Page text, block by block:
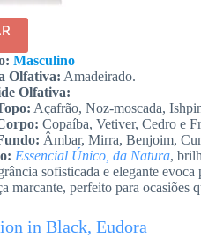
Masculino
Olfativa: Amadeirado.
Olfativa:
Açafrão, Noz-moscada,
Copaíba, Vetiver, Cedro e
Âmbar, Mirra, Benjoim,
Essencial Único, da Natura,
sofisticada e elegante
marcante, perfeito para ocasiões
in Black, Eudora